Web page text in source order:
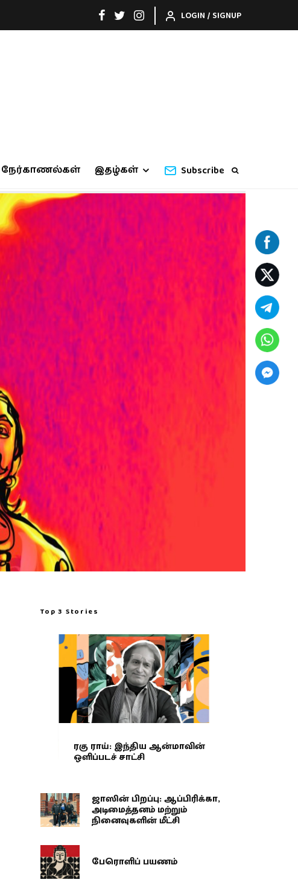
LOGIN / SIGNUP
நேர்காணல்கள் இதழ்கள் Subscribe
Top 3 Stories
ரகு ராய்: இந்திய ஆன்மாவின்
ஒளிப்படச் சாட்சி
ஜாஸின் பிறப்பு: ஆப்பிரிக்கா,
அடிமைத்தனம் மற்றும்
நினைவுகளின் மீட்சி
பேரொளிப் பயணம்